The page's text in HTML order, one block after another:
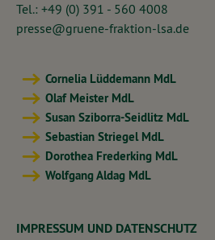
Tel.: +49 (0) 391 - 560 4008
presse@gruene-fraktion-lsa.de
Cornelia Lüddemann MdL
Olaf Meister MdL
Susan Sziborra-Seidlitz MdL
Sebastian Striegel MdL
Dorothea Frederking MdL
Wolfgang Aldag MdL
IMPRESSUM UND DATENSCHUTZ